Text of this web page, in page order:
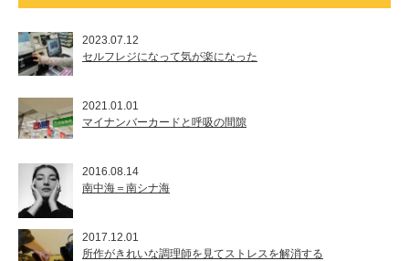
2023.07.12
セルフレジになって気が楽になった
2021.01.01
マイナンバーカードと呼吸の間隙
2016.08.14
南中海＝南シナ海
2017.12.01
所作がきれいな調理師を見てストレスを解消する